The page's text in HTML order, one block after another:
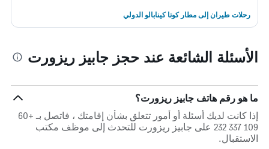
رحلات طيران إلى مطار كوتا كينابالو الدولي
الأسئلة الشائعة عند حجز جابيز ريزورت
ما هو رقم هاتف جابيز ريزورت؟
إذا كانت لديك أسئلة أو أمور تتعلق بشأن إقامتك ، فاتصل بـ +60
109 337 232 على جابيز ريزورت للتحدث إلى موظف مكتب
الاستقبال.